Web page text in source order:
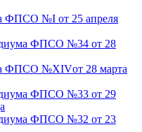
ФПСО №I от 25 апреля
ФПСО №34 от 28
ФПСО №XIVот 28 марта
ФПСО №33 от 29
ФПСО №32 от 23